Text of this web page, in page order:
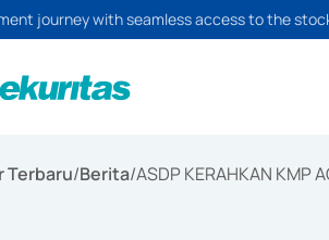
journey with seamless access to the
Terbaru/Berita/ASDP KERAHKAN KMP